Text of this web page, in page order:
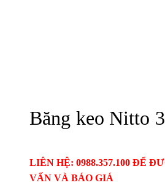
Băng keo Nitto
LIÊN HỆ: 0988.357.100 ĐỂ
VẤN VÀ BÁO GIÁ